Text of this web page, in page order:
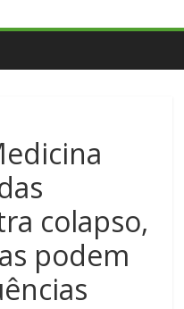
colapso,
podem